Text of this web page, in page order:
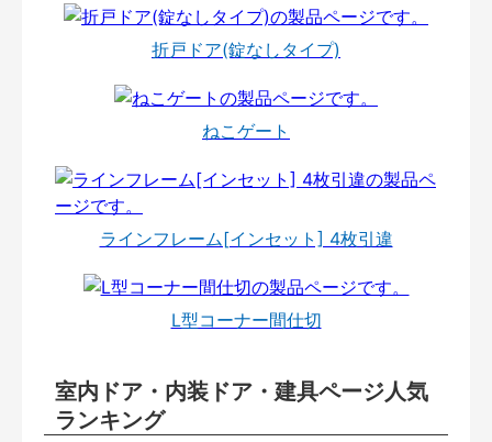
折戸ドア(錠なしタイプ)
ねこゲート
ラインフレーム[インセット] 4枚引違
L型コーナー間仕切
室内ドア・内装ドア・建具ページ人気
ランキング